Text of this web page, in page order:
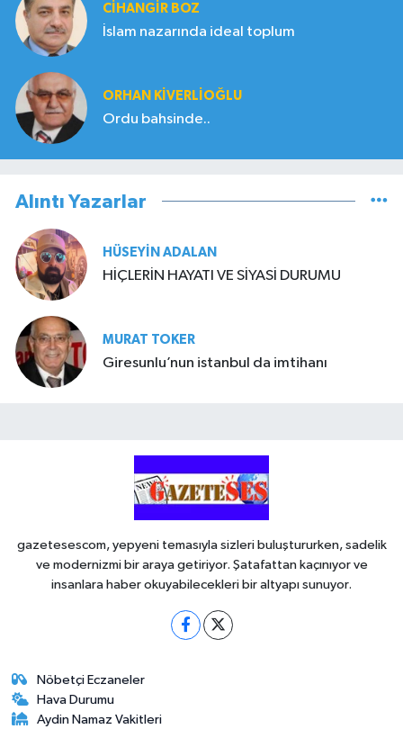
CIHANGIR BOZ
İslam nazarında ideal toplum
ORHAN KIVERLIOĞLU
Ordu bahsinde..
Alıntı Yazarlar
HÜSEYIN ADALAN
HİÇLERİN HAYATI VE SİYASİ DURUMU
MURAT TOKER
Giresunlu’nun istanbul da imtihanı
gazetesescom, yepyeni temasıyla sizleri buluştururken, sadelik
ve modernizmi bir araya getiriyor. Şatafattan kaçınıyor ve
insanlara haber okuyabilecekleri bir altyapı sunuyor.
Nöbetçi Eczaneler
Hava Durumu
Aydin Namaz Vakitleri